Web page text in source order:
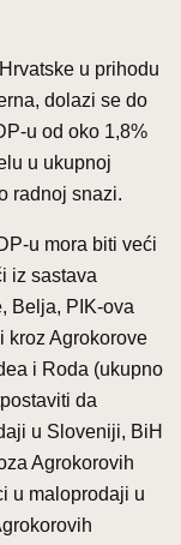
u prihodu
dolazi se do
u od oko 1,8%
u ukupnoj
radnoj snazi.
u mora biti veći
iz sastava
Belja, PIK-ova
kroz Agrokorove
i Roda (ukupno
da
u Sloveniji, BiH
Agrokorovih
u maloprodaji u